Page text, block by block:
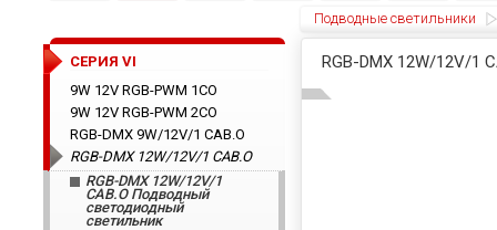
Подводные светильники
RGB-DMX 12W/
CЕРИЯ VI
9W 12V RGB-PWM 1CO
9W 12V RGB-PWM 2CO
RGB-DMX 9W/12V/1 CAB.O
RGB-DMX 12W/12V/1 CAB.O
RGB-DMX 12W/12V/1
CAB.O Подводный
светодиодный
светильник